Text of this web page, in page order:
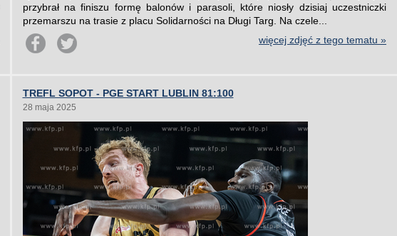
przybrał na finiszu formę balonów i parasoli, które niosły dzisiaj uczestniczki
przemarszu na trasie z placu Solidarności na Długi Targ. Na czele...
więcej zdjęć z tego tematu »
TREFL SOPOT - PGE START LUBLIN 81:100
28 maja 2025